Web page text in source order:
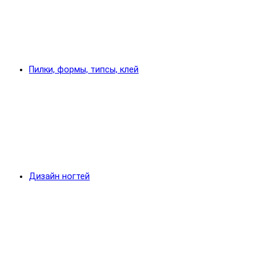
Пилки, формы, типсы, клей
Дизайн ногтей